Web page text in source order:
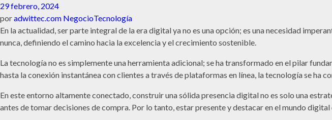
29 febrero, 2024
poradwittec.com NegocioTecnología
En la actualidad, ser parte integral de la era digital ya no es una opción; es una necesidad
nunca, definiendo el camino hacia la excelencia y el crecimiento sostenible.
La tecnología no es simplemente una herramienta adicional; se ha transformado en el pilar
hasta la conexión instantánea con clientes a través de plataformas en línea, la tecnología se ha
En este entorno altamente conectado, construir una sólida presencia digital no es solo una
antes de tomar decisiones de compra. Por lo tanto, estar presente y destacar en el mundo